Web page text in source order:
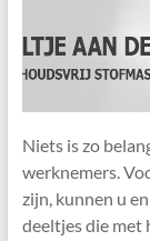
Niets is zo
werknemers.
zijn, kunnen u
deeltjes die met